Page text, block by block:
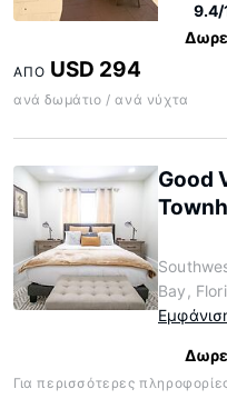
9.4/
ΑΠΌ USD 294
ανά δωμάτιο / ανά νύχτα
Good
Bay,
Για περισσότερες